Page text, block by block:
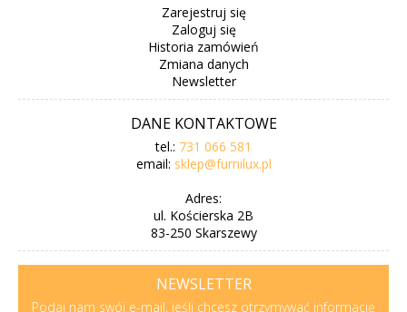
Zarejestruj się
Zaloguj się
Historia zamówień
Zmiana danych
Newsletter
DANE KONTAKTOWE
tel.: 731 066 581
email: sklep@furnilux.pl
Adres:
ul. Kościerska 2B
83-250 Skarszewy
NEWSLETTER
Podaj nam swój e-mail, jeśli chcesz otrzymywać informację